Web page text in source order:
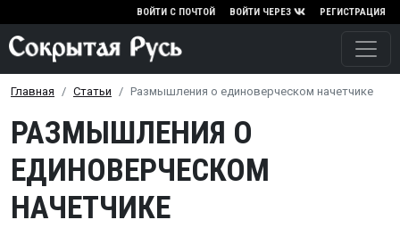
Перейти к основному
ВОЙТИ С ПОЧТОЙ ВОЙТИ ЧЕРЕЗ РЕГИСТРАЦИЯ
Главная Статьи Размышления о единоверческом начетчике
РАЗМЫШЛЕНИЯ О
ЕДИНОВЕРЧЕСКОМ
НАЧЕТЧИКЕ